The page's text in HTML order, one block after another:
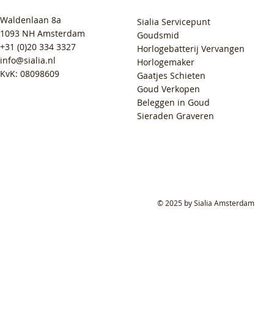
Waldenlaan 8a
1093 NH Amsterdam
+31 (0)20 334 3327
info@sialia.nl
KvK: 08098609
Sialia Servicepunt
Goudsmid
Horlogebatterij Vervangen
Horlogemaker
Gaatjes Schieten
Goud Verkopen
Beleggen in Goud
Sieraden Graveren
© 2025 by Sialia Amsterdam